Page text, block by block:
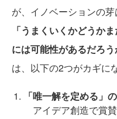
が、イノベーションの
「うまくいくかどうか
には可能性があるだろ
は、以下の2つがカギに
「唯一解を定める」
アイデア創造で賞